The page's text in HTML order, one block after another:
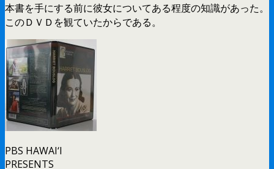
本書を手にする前に彼女についてある程度の知識があった。
このＤＶＤを観ていたからである。
PBS HAWAI‘I
PRESENTS